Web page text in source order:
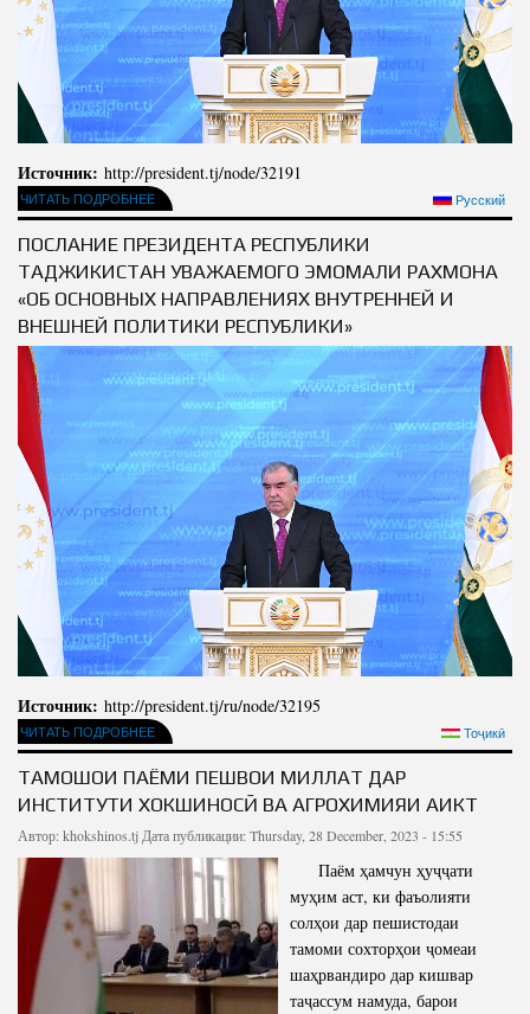
Источник: http://president.tj/node/32191
ЧИТАТЬ ПОДРОБНЕЕ Русский
ПОСЛАНИЕ ПРЕЗИДЕНТА РЕСПУБЛИКИ
ТАДЖИКИСТАН УВАЖАЕМОГО ЭМОМАЛИ РАХМОНА
«ОБ ОСНОВНЫХ НАПРАВЛЕНИЯХ ВНУТРЕННЕЙ И
ВНЕШНЕЙ ПОЛИТИКИ РЕСПУБЛИКИ»
Источник: http://president.tj/ru/node/32195
ЧИТАТЬ ПОДРОБНЕЕ Тоҷикӣ
ТАМОШОИ ПАЁМИ ПЕШВОИ МИЛЛАТ ДАР
ИНСТИТУТИ ХОКШИНОСӢ ВА АГРОХИМИЯИ АИКТ
Автор:khokshinos.tjДата публикации: Thursday, 28 December, 2023 - 15:55
Паём ҳамчун ҳуҷҷати
муҳим аст, ки фаъолияти
солҳои дар пешистодаи
тамоми сохторҳои ҷомеаи
шаҳрвандиро дар кишвар
таҷассум намуда, барои